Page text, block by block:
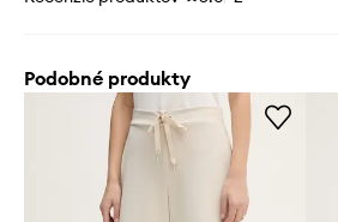
Podobné produkty